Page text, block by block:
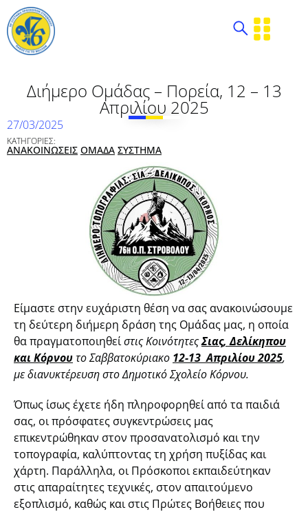
Διήμερο Oμάδας – Πορεία, 12 – 13
Απριλίου 2025
27/03/2025
ΚΑΤΗΓΟΡΙΕΣ:
ΑΝΑΚΟΙΝΩΣΕΙΣ ΟΜΑΔΑ ΣΥΣΤΗΜΑ
Είμαστε στην ευχάριστη θέση να σας ανακοινώσουμε
τη δεύτερη διήμερη δράση της Ομάδας μας, η οποία
θα πραγματοποιηθείστις ΚοινότητεςΣιας, Δελίκηπου
και Κόρνουτο Σαββατοκύριακο 12-13 Απριλίου 2025,
με διανυκτέρευση στο Δημοτικό Σχολείο Κόρνου.
Όπως ίσως έχετε ήδη πληροφορηθεί από τα παιδιά
σας, οι πρόσφατες συγκεντρώσεις μας
επικεντρώθηκαν στον προσανατολισμό και την
τοπογραφία, καλύπτοντας τη χρήση πυξίδας και
χάρτη. Παράλληλα, οι Πρόσκοποι εκπαιδεύτηκαν
στις απαραίτητες τεχνικές, στον απαιτούμενο
εξοπλισμό, καθώς και στις Πρώτες Βοήθειες που